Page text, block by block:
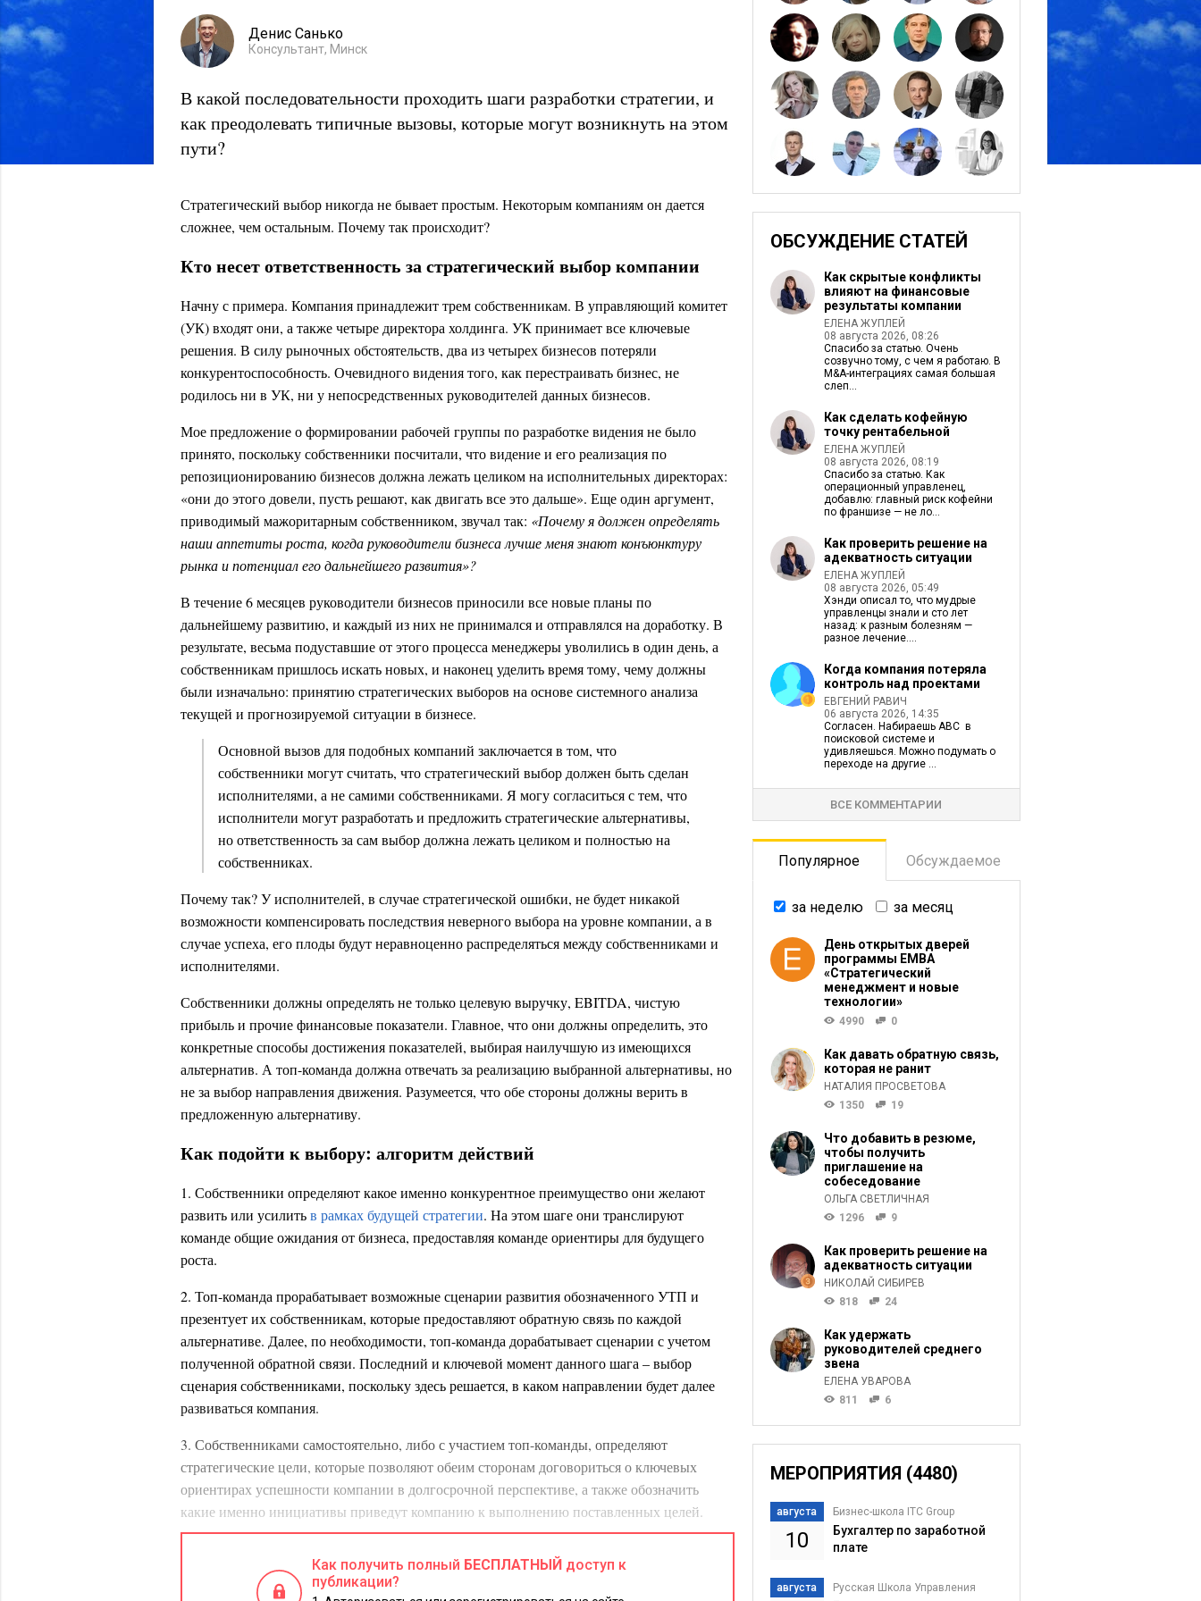
Денис Санько
Консультант, Минск
В какой последовательности проходить шаги разработки стратегии, и
как преодолевать типичные вызовы, которые могут возникнуть на этом
пути?
Стратегический выбор никогда не бывает простым. Некоторым компаниям он дается
сложнее, чем остальным. Почему так происходит?
Кто несет ответственность за стратегический выбор компании
Начну с примера. Компания принадлежит трем собственникам. В управляющий комитет
(УК) входят они, а также четыре директора холдинга. УК принимает все ключевые
решения. В силу рыночных обстоятельств, два из четырех бизнесов потеряли
конкурентоспособность. Очевидного видения того, как перестраивать бизнес, не
родилось ни в УК, ни у непосредственных руководителей данных бизнесов.
Мое предложение о формировании рабочей группы по разработке видения не было
принято, поскольку собственники посчитали, что видение и его реализация по
репозиционированию бизнесов должна лежать целиком на исполнительных директорах:
«они до этого довели, пусть решают, как двигать все это дальше». Еще один аргумент,
приводимый мажоритарным собственником, звучал так: «Почему я должен определять
наши аппетиты роста, когда руководители бизнеса лучше меня знают конъюнктуру
рынка и потенциал его дальнейшего развития»?
В течение 6 месяцев руководители бизнесов приносили все новые планы по
дальнейшему развитию, и каждый из них не принимался и отправлялся на доработку. В
результате, весьма подуставшие от этого процесса менеджеры уволились в один день, а
собственникам пришлось искать новых, и наконец уделить время тому, чему должны
были изначально: принятию стратегических выборов на основе системного анализа
текущей и прогнозируемой ситуации в бизнесе.
Основной вызов для подобных компаний заключается в том, что
собственники могут считать, что стратегический выбор должен быть сделан
исполнителями, а не самими собственниками. Я могу согласиться с тем, что
исполнители могут разработать и предложить стратегические альтернативы,
но ответственность за сам выбор должна лежать целиком и полностью на
собственниках.
Почему так? У исполнителей, в случае стратегической ошибки, не будет никакой
возможности компенсировать последствия неверного выбора на уровне компании, а в
случае успеха, его плоды будут неравноценно распределяться между собственниками и
исполнителями.
Собственники должны определять не только целевую выручку, EBITDA, чистую
прибыль и прочие финансовые показатели. Главное, что они должны определить, это
конкретные способы достижения показателей, выбирая наилучшую из имеющихся
альтернатив. А топ-команда должна отвечать за реализацию выбранной альтернативы, но
не за выбор направления движения. Разумеется, что обе стороны должны верить в
предложенную альтернативу.
Как подойти к выбору: алгоритм действий
1. Собственники определяют какое именно конкурентное преимущество они желают
развить или усилитьв рамках будущей стратегии. На этом шаге они транслируют
команде общие ожидания от бизнеса, предоставляя команде ориентиры для будущего
роста.
2. Топ-команда прорабатывает возможные сценарии развития обозначенного УТП и
презентует их собственникам, которые предоставляют обратную связь по каждой
альтернативе. Далее, по необходимости, топ-команда дорабатывает сценарии с учетом
полученной обратной связи. Последний и ключевой момент данного шага – выбор
сценария собственниками, поскольку здесь решается, в каком направлении будет далее
развиваться компания.
3. Собственниками самостоятельно, либо с участием топ-команды, определяют
стратегические цели, которые позволяют обеим сторонам договориться о ключевых
ориентирах успешности компании в долгосрочной перспективе, а также обозначить
какие именно инициативы приведут компанию к выполнению поставленных целей.
Примером стратегических целей могут быть:
успешный вывод на рынок нового продукта (с захватом конкретной доли рынка),
удовлетворяющего потребностям целевой аудитории;
Как получить полный БЕСПЛАТНЫЙ доступ к
публикации?
ОБСУЖДЕНИЕ СТАТЕЙ
Как скрытые конфликты
влияют на финансовые
результаты компании
ЕЛЕНА ЖУПЛЕЙ
08 августа 2026, 08:26
Спасибо за статью. Очень
созвучно тому, с чем я работаю. В
M&A-интеграциях самая большая
слеп...
Как сделать кофейную
точку рентабельной
ЕЛЕНА ЖУПЛЕЙ
08 августа 2026, 08:19
Спасибо за статью. Как
операционный управленец,
добавлю: главный риск кофейни
по франшизе — не ло...
Как проверить решение на
адекватность ситуации
ЕЛЕНА ЖУПЛЕЙ
08 августа 2026, 05:49
Хэнди описал то, что мудрые
управленцы знали и сто лет
назад: к разным болезням —
разное лечение....
Когда компания потеряла
контроль над проектами
ЕВГЕНИЙ РАВИЧ
06 августа 2026, 14:35
Согласен. Набираешь ABC в
поисковой системе и
удивляешься. Можно подумать о
переходе на другие ...
ВСЕ КОММЕНТАРИИ
Популярное Обсуждаемое
за неделю за месяц
День открытых дверей
программы ЕМВА
«Стратегический
менеджмент и новые
технологии»
4990 0
Как давать обратную связь,
которая не ранит
НАТАЛИЯ ПРОСВЕТОВА
1350
19
Что добавить в резюме,
чтобы получить
приглашение на
собеседование
ОЛЬГА СВЕТЛИЧНАЯ
1296
9
Как проверить решение на
адекватность ситуации
НИКОЛАЙ СИБИРЕВ
818
24
Как удержать
руководителей среднего
звена
ЕЛЕНА УВАРОВА
811
6
МЕРОПРИЯТИЯ (4480)
августа
10
Бизнес-школа ITC Group
Бухгалтер по заработной
плате
августа Русская Школа Управления